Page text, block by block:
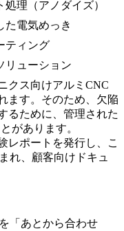
処理（アノダイズ）
た電気めっき
ティング
リューション
クス向けアルミCNC
ます。そのため、欠陥
るために、管理された
があります。
レポートを発行し、こ
れ、顧客向けドキュ
「あとから合わせ